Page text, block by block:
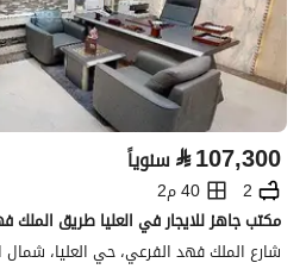
⃁107,300 سنوياً
2
40 م2
مكتب جاهز للايجار في العليا طريق الملك
شارع الملك فهد الفرعي، حي العليا، شمال